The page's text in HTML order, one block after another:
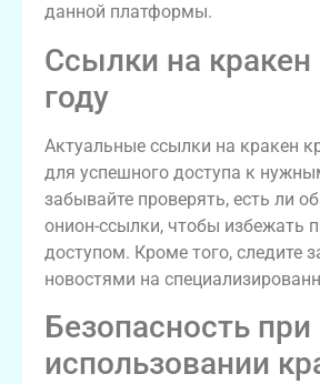
данной платформы.
Ссылки на кракен
году
Актуальные ссылки на кракен
для успешного доступа к
забывайте проверять, есть ли
онион-ссылки, чтобы избежать
доступом. Кроме того, следите
новостями на
Безопасность при
использовании